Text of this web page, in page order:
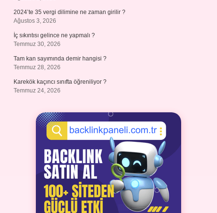
2024’te 35 vergi dilimine ne zaman girilir ?
Ağustos 3, 2026
İç sıkıntısı gelince ne yapmalı ?
Temmuz 30, 2026
Tam kan sayımında demir hangisi ?
Temmuz 28, 2026
Karekök kaçıncı sınıfta öğreniliyor ?
Temmuz 24, 2026